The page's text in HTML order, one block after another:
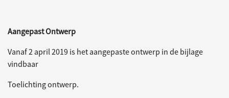
Aangepast Ontwerp
Vanaf 2 april 2019 is het aangepaste ontwerp in de bijlage
vindbaar
Toelichting ontwerp.